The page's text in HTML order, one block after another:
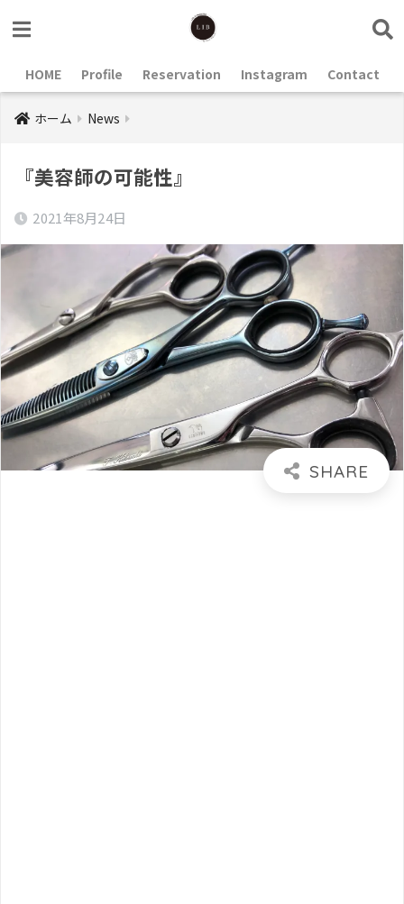
HOME Profile Reservation Instagram Contact
ホーム News
『美容師の可能性』
2021年8月24日